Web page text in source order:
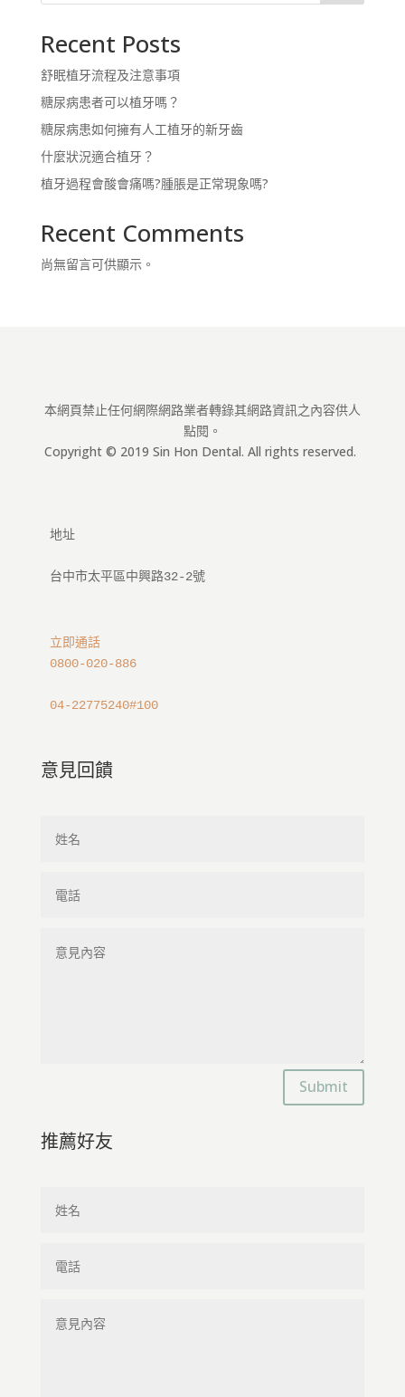
Recent Posts
舒眠植牙流程及注意事項
糖尿病患者可以植牙嗎？
糖尿病患如何擁有人工植牙的新牙齒
什麼狀況適合植牙？
植牙過程會酸會痛嗎?腫脹是正常現象嗎?
Recent Comments
尚無留言可供顯示。
本網頁禁止任何網際網路業者轉錄其網路資訊之內容供人
點閱。
Copyright © 2019 Sin Hon Dental. All rights reserved.
地址
台中市太平區中興路32-2號
立即通話
0800-020-886
04-22775240#100
意見回饋
Submit
推薦好友